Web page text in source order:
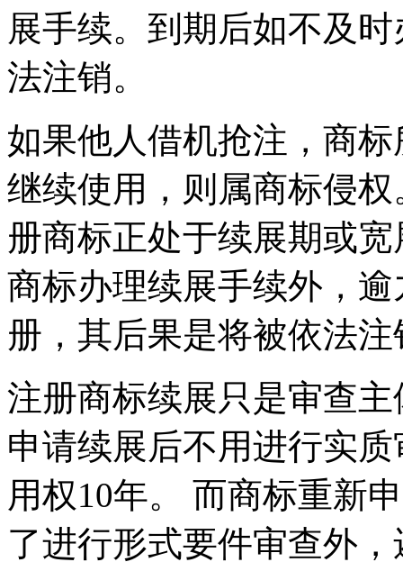
展手续。到期后如不及
法注销。
如果他人借机抢注，商
继续使用，则属商标侵
册商标正处于续展期或
商标办理续展手续外，
册，其后果是将被依法
注册商标续展只是审查
申请续展后不用进行实
用权10年。 而商标重新
了进行形式要件审查外